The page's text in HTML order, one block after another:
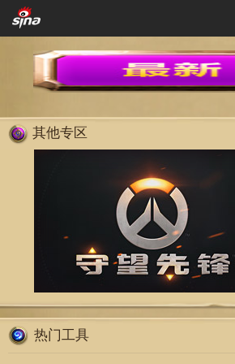
其他专区
热门工具